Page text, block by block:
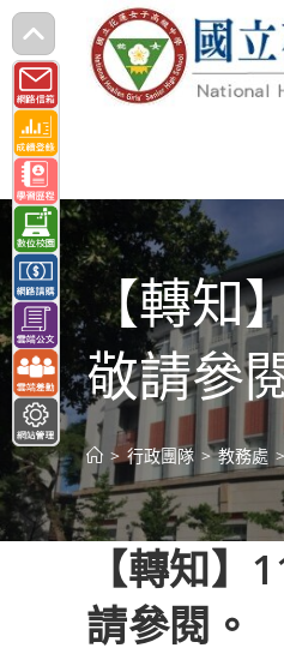
跳
轉
至
主
要
內
容
【轉知
敬請參
> 行政團隊 > 教務處 >
【轉知
請參閱。